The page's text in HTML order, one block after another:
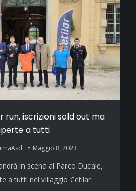
run, iscrizioni sold out ma
a tutti
Maggio 8, 2023
in scena al Parco Ducale,
a tutti nel villaggio Cetilar.